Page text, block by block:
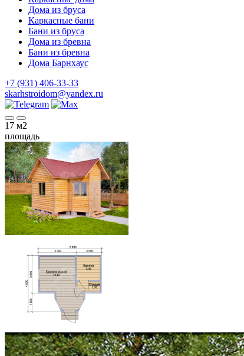
Дома из бруса
Каркасные бани
Бани из бруса
Дома из бревна
Бани из бревна
Дома Барнхаус
+7 (931) 406-33-33
skarhstroidom@yandex.ru
17 м2
площадь